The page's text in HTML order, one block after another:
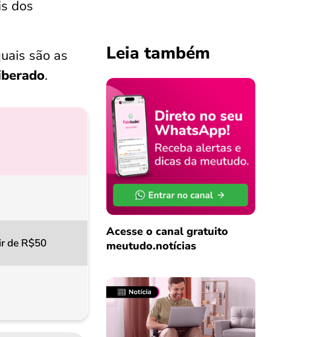
dos
são as
.
de R$50
Leia também
Acesse o canal gratuito
meutudo.notícias